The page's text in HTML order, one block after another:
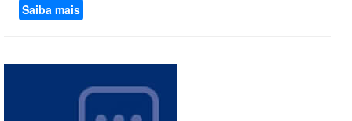
Saiba mais